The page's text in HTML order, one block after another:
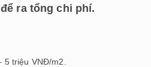
ra tổng chi phí.
5 triệu VNĐ/m2.